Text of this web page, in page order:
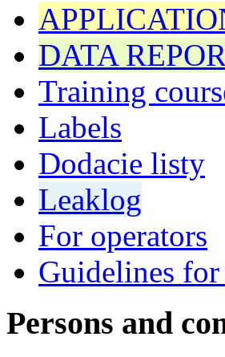
DATA
Training
Labels
Dodacie listy
Leaklog
For operators
Guidelines
Persons and